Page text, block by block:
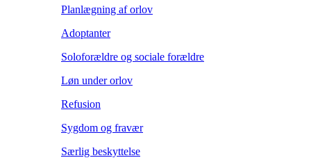
Planlægning af orlov
Adoptanter
Soloforældre og sociale forældre
Løn under orlov
Refusion
Sygdom og fravær
Særlig beskyttelse